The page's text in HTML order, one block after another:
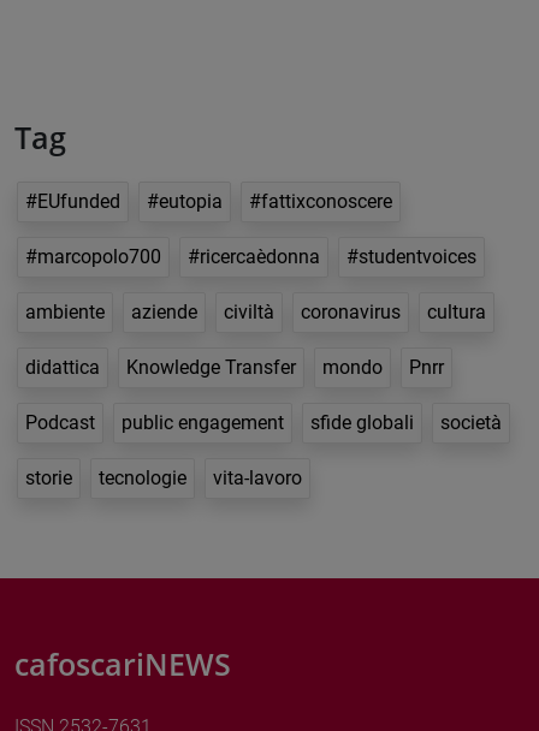
Tag
#EUfunded #eutopia #fattixconoscere
#marcopolo700 #ricercaèdonna #studentvoices
ambiente aziende civiltà coronavirus cultura
didattica Knowledge Transfer mondo Pnrr
Podcast public engagement sfide globali società
storie tecnologie vita-lavoro
cafoscariNEWS
ISSN 2532-7631